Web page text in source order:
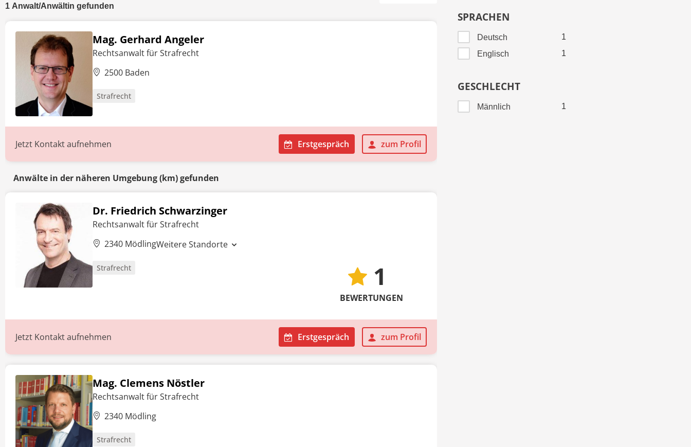
1 Anwalt/Anwältin gefunden
Mag. Gerhard Angeler
Rechtsanwalt für Strafrecht
2500 Baden
Strafrecht
Jetzt Kontakt aufnehmen Erstgespräch zum Profil
Anwälte in der näheren Umgebung (km) gefunden
Dr. Friedrich Schwarzinger
Rechtsanwalt für Strafrecht
2340 MödlingWeitere Standorte
Strafrecht 1
BEWERTUNGEN
Jetzt Kontakt aufnehmen Erstgespräch zum Profil
Mag. Clemens Nöstler
Rechtsanwalt für Strafrecht
2340 Mödling
Strafrecht
SPRACHEN
Deutsch
1
Englisch
1
GESCHLECHT
Männlich 1